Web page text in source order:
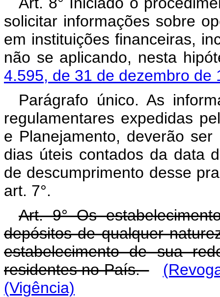
solicitar informações sobre
em instituições financeiras,
não se aplicando, nesta
4.595, de 31 de dezembro de
Parágrafo único. As
regulamentares expedidas
e Planejamento, deverão
dias úteis contados da data
de descumprimento desse
art. 7°.
Art. 9° Os
depósitos de qualquer
estabelecimento de sua
residentes no País.
(Vigência)